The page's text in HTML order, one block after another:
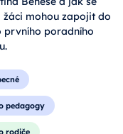
Beneše a jak se
žáci mohou zapojit do
prvního poradního
pedagogy